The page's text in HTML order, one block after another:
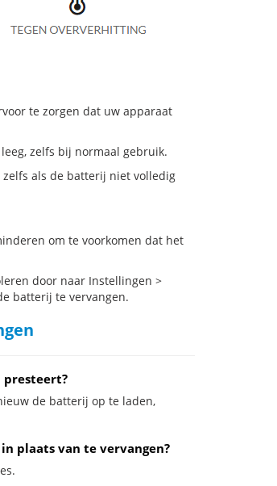
te zorgen dat uw apparaat
zelfs bij normaal gebruik.
zelfs als de batterij niet volledig
om te voorkomen dat het
door naar Instellingen >
batterij te vervangen.
presteert?
de batterij op te laden,
plaats van te vervangen?